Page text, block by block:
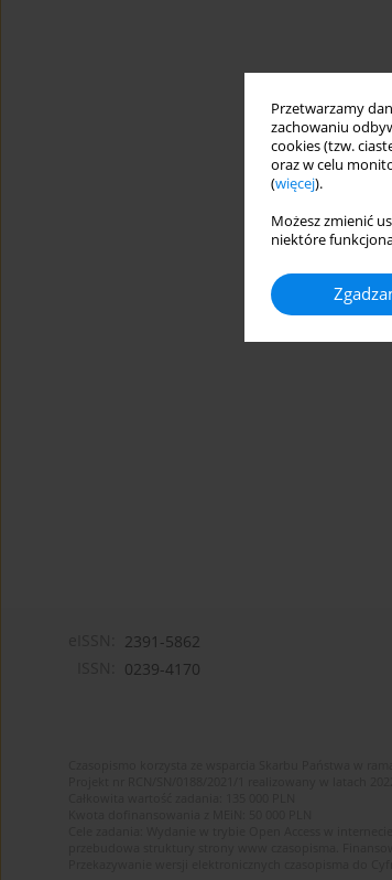
Przetwarzamy
zachowaniu
cookies (tzw.
oraz w celu
(więcej).
Możesz zmienić
niektóre
2391-5862
0239-4170